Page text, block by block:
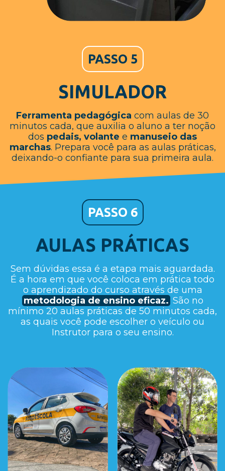
PASSO 5
SIMULADOR
Ferramenta pedagógica com aulas de 30
minutos cada, que auxilia o aluno a ter noção
dos pedais, volante e manuseio das
marchas. Prepara você para as aulas práticas,
deixando-o confiante para sua primeira aula.
PASSO 6
AULAS PRÁTICAS
Sem dúvidas essa é a etapa mais aguardada.
É a hora em que você coloca em prática todo
o aprendizado do curso através de uma
metodologia de ensino eficaz.São no
mínimo 20 aulas práticas de 50 minutos cada,
as quais você pode escolher o veículo ou
Instrutor para o seu ensino.